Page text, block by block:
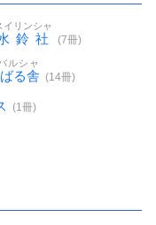
鈴社
イリンシャ
(7冊)
る舎
ルシャ
(14冊)
(1冊)